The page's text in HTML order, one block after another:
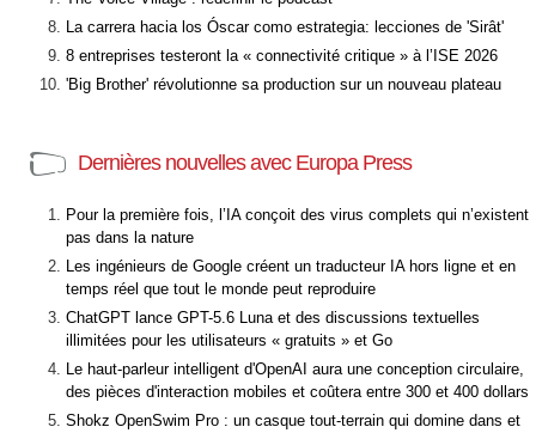
La carrera hacia los Óscar como estrategia: lecciones de 'Sirât'
8 entreprises testeront la « connectivité critique » à l’ISE 2026
'Big Brother' révolutionne sa production sur un nouveau plateau
Dernières nouvelles avec Europa Press
Pour la première fois, l’IA conçoit des virus complets qui n’existent
pas dans la nature
Les ingénieurs de Google créent un traducteur IA hors ligne et en
temps réel que tout le monde peut reproduire
ChatGPT lance GPT-5.6 Luna et des discussions textuelles
illimitées pour les utilisateurs « gratuits » et Go
Le haut-parleur intelligent d'OpenAI aura une conception circulaire,
des pièces d'interaction mobiles et coûtera entre 300 et 400 dollars
Shokz OpenSwim Pro : un casque tout-terrain qui domine dans et